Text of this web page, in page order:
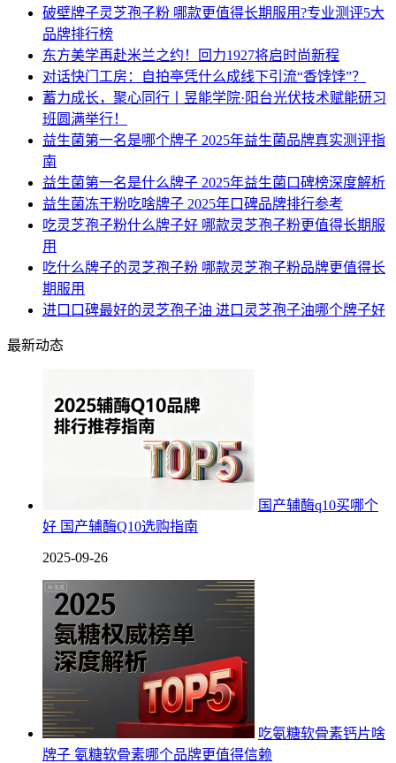
破壁牌子灵芝孢子粉 哪款更值得长期服用?专业测评5大
品牌排行榜
东方美学再赴米兰之约！回力1927将启时尚新程
对话快门工房：自拍亭凭什么成线下引流“香饽饽”？
蓄力成长，聚心同行丨昱能学院·阳台光伏技术赋能研习
班圆满举行！
益生菌第一名是哪个牌子 2025年益生菌品牌真实测评指
南
益生菌第一名是什么牌子 2025年益生菌口碑榜深度解析
益生菌冻干粉吃啥牌子 2025年口碑品牌排行参考
吃灵芝孢子粉什么牌子好 哪款灵芝孢子粉更值得长期服
用
吃什么牌子的灵芝孢子粉 哪款灵芝孢子粉品牌更值得长
期服用
进口口碑最好的灵芝孢子油 进口灵芝孢子油哪个牌子好
最新动态
国产辅酶q10买哪个
好 国产辅酶Q10选购指南
2025-09-26
吃氨糖软骨素钙片啥
牌子 氨糖软骨素哪个品牌更值得信赖